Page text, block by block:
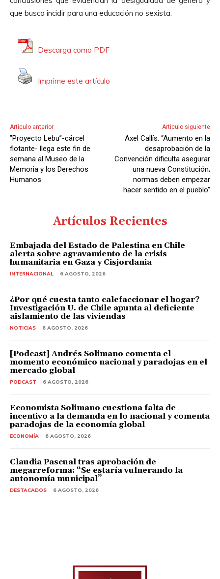
d
e
que busca incidir para una educación no sexista.
Descarga como PDF
Imprime este artículo
Artículo anterior
”Proyecto Lebu”-cárcel
flotante- llega este fin de
semana al Museo de la
Memoria y los Derechos
Humanos
Artículo siguiente
Axel Callís: “Aumento en la
desaprobación de la
Convención dificulta asegurar
una nueva Constitución;
normas deben empezar
hacer sentido en el pueblo”
Artículos Recientes
Embajada del Estado de Palestina en Chile
alerta sobre agravamiento de la crisis
humanitaria en Gaza y Cisjordania
INTERNACIONAL 6 AGOSTO, 2026
¿Por qué cuesta tanto calefaccionar el hogar?
Investigación U. de Chile apunta al deficiente
aislamiento de las viviendas
NOTICIAS 6 AGOSTO, 2026
[Podcast] Andrés Solimano comenta el
momento económico nacional y paradojas en el
mercado global
PODCAST 6 AGOSTO, 2026
Economista Solimano cuestiona falta de
incentivo a la demanda en lo nacional y comenta
paradojas de la economía global
ECONOMÍA 6 AGOSTO, 2026
Claudia Pascual tras aprobación de
megarreforma: “Se estaría vulnerando la
autonomía municipal”
DESTACADOS 6 AGOSTO, 2026